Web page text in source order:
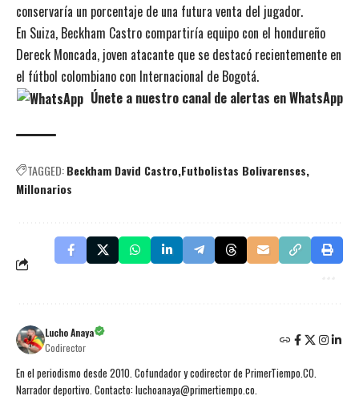
conservaría un porcentaje de una futura venta del jugador.
En Suiza, Beckham Castro compartiría equipo con el hondureño
Dereck Moncada, joven atacante que se destacó recientemente en
el fútbol colombiano con Internacional de Bogotá.
Únete a nuestro canal de alertas en WhatsApp
TAGGED:Beckham David Castro Futbolistas Bolivarenses
Millonarios
Lucho Anaya
Codirector
En el periodismo desde 2010. Cofundador y codirector de PrimerTiempo.CO.
Narrador deportivo. Contacto: luchoanaya@primertiempo.co.